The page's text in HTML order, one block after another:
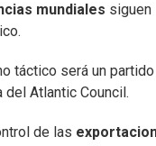
mundiales siguen
táctico será un
del Atlantic Council.
de las